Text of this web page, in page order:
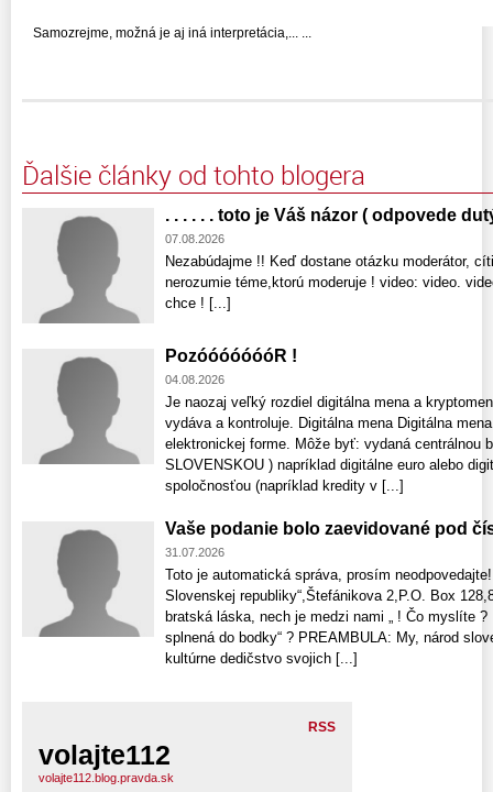
Samozrejme, možná je aj iná interpretácia,... ...
Ďalšie články od tohto blogera
. . . . . . toto je Váš názor ( odpovede
07.08.2026
Nezabúdajme !! Keď dostane otázku moderátor,
nerozumie téme,ktorú moderuje ! video: video.
chce ! [...]
PozóóóóóóóR !
04.08.2026
Je naozaj veľký rozdiel digitálna mena a
vydáva a kontroluje. Digitálna mena Digitálna
elektronickej forme. Môže byť: vydaná centrálnou
SLOVENSKOU ) napríklad digitálne euro alebo
spoločnosťou (napríklad kredity v [...]
Vaše podanie bolo zaevidované pod
31.07.2026
Toto je automatická správa, prosím
Slovenskej republiky“,Štefánikova 2,P.O. Box
bratská láska, nech je medzi nami „ ! Čo myslíte
splnená do bodky“ ? PREAMBULA: My, národ
kultúrne dedičstvo svojich [...]
RSS
volajte112
volajte112.blog.pravda.sk